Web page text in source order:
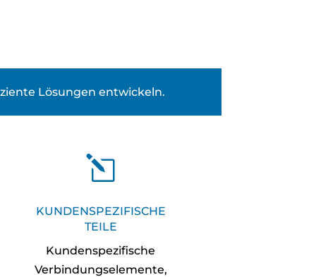
Lösungen entwickeln.
l
KUNDENSPEZIFISCHE
TEILE
Kundenspezifische
Verbindungselemente,